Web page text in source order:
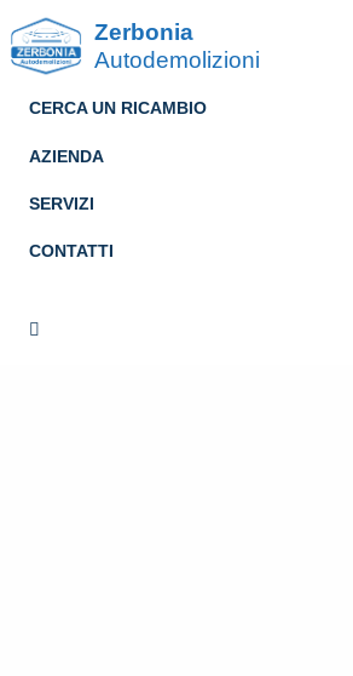
Zerbonia
Autodemolizioni
CERCA UN RICAMBIO
AZIENDA
SERVIZI
CONTATTI